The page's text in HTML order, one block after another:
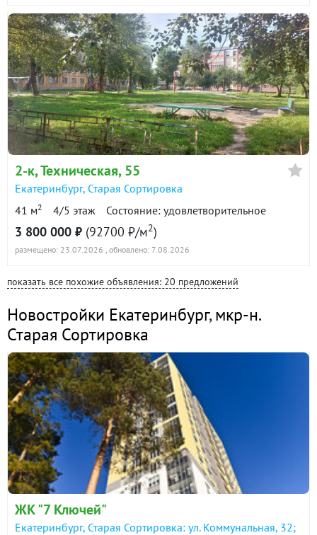
2-к, Техническая, 55
Екатеринбург, Старая Сортировка
41 м2 4/5 этаж Состояние: удовлетворительное
3 800 000 ₽ (92700 ₽/м2)
размещено: 23.07.2026 , обновлено: 7.08.2026
показать все похожие объявления: 20 предложений
Новостройки Екатеринбург,мкр-н.
Старая Сортировка
ЖК "7 Ключей"
Екатеринбург, Старая Сортировка: ул. Коммунальная, 32;